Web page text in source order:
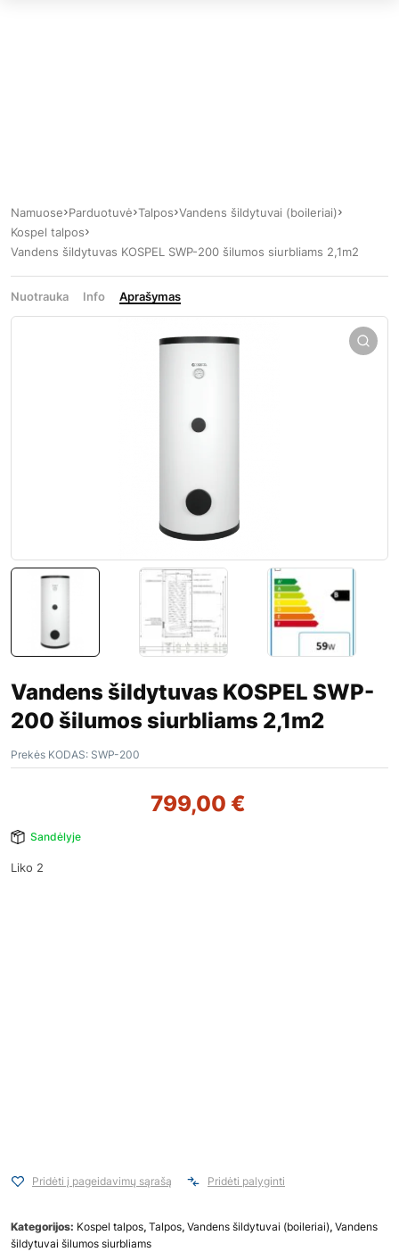
Namuose Parduotuvė Talpos Vandens šildytuvai (boileriai)
Kospel talpos
Vandens šildytuvas KOSPEL SWP-200 šilumos siurbliams 2,1m2
Nuotrauka Info Aprašymas
Vandens šildytuvas KOSPEL SWP-
200 šilumos siurbliams 2,1m2
Prekės KODAS: SWP-200
799,00 €
Sandėlyje
Liko 2
Pridėti į pageidavimų sąrašą Pridėti palyginti
Kategorijos: Kospel talpos, Talpos, Vandens šildytuvai (boileriai), Vandens
šildytuvai šilumos siurbliams